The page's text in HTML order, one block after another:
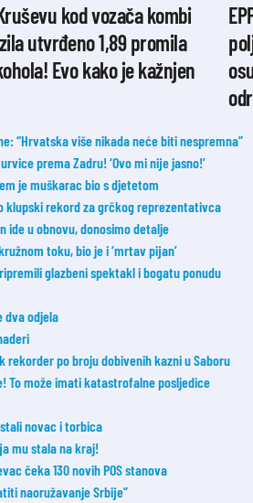
kod vozača kombi
utvrđeno 1,89 promila
Evo kako je kažnjen
“Hrvatska više nikada neće biti nespremna”
prema Zadru! ‘Ovo mi nije jasno!’
je muškarac bio s djetetom
klupski rekord za grčkog reprezentativca
ide u obnovu, donosimo detalje
toku, bio je i ‘mrtav pijan’
glazbeni spektakl i bogatu ponudu
dva odjela
rekorder po broju dobivenih kazni u Saboru
To može imati katastrofalne posljedice
novac i torbica
mu stala na kraj!
čeka 130 novih POS stanova
naoružavanje Srbije”